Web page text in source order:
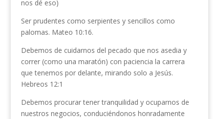
nos dé eso)
Ser prudentes como serpientes y sencillos como
palomas. Mateo 10:16.
Debemos de cuidarnos del pecado que nos asedia y
correr (como una maratón) con paciencia la carrera
que tenemos por delante, mirando solo a Jesús.
Hebreos 12:1
Debemos procurar tener tranquilidad y ocuparnos de
nuestros negocios, conduciéndonos honradamente